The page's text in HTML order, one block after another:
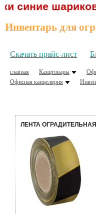
шариковые
Инвентарь для
Скачать прайс-лист
главная Канцтовары
Офисная канцелярия
ЛЕНТА